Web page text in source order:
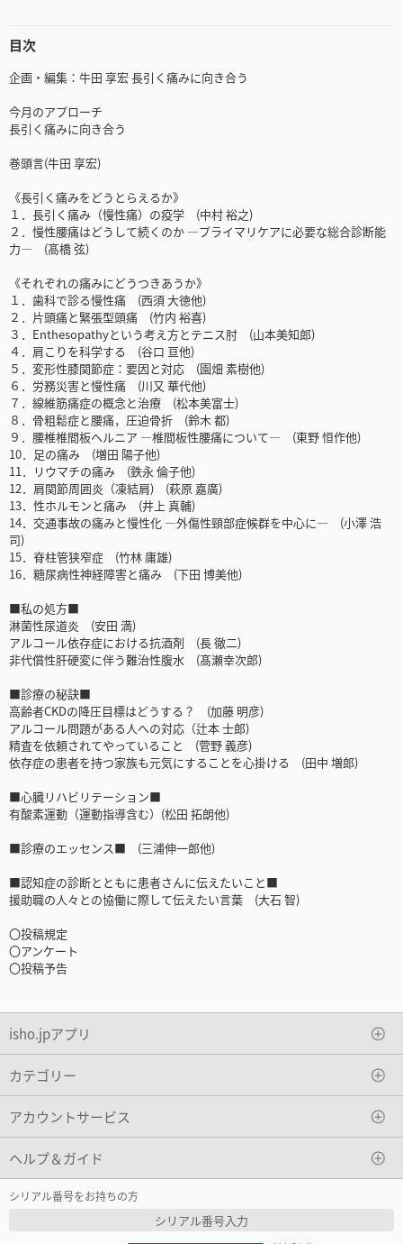
目次
企画・編集：牛田 享宏 長引く痛みに向き合う
今月のアプローチ
長引く痛みに向き合う
巻頭言(牛田 享宏)
《長引く痛みをどうとらえるか》
１．長引く痛み（慢性痛）の疫学 (中村 裕之)
２．慢性腰痛はどうして続くのか ―プライマリケアに必要な総合診断能
力― (髙橋 弦)
《それぞれの痛みにどうつきあうか》
１．歯科で診る慢性痛 (西須 大徳他)
２．片頭痛と緊張型頭痛 (竹内 裕喜)
３．Enthesopathyという考え方とテニス肘 (山本美知郎)
４．肩こりを科学する (谷口 亘他)
５．変形性膝関節症：要因と対応 (園畑 素樹他)
６．労務災害と慢性痛 (川又 華代他)
７．線維筋痛症の概念と治療 (松本美富士)
８．骨粗鬆症と腰痛，圧迫骨折 (鈴木 都)
９．腰椎椎間板ヘルニア ―椎間板性腰痛について― (東野 恒作他)
10．足の痛み (増田 陽子他)
11．リウマチの痛み (鉄永 倫子他)
12．肩関節周囲炎（凍結肩) (萩原 嘉廣)
13．性ホルモンと痛み (井上 真輔)
14．交通事故の痛みと慢性化 ―外傷性頸部症候群を中心に― (小澤 浩
司)
15．脊柱管狭窄症 (竹林 庸雄)
16．糖尿病性神経障害と痛み (下田 博美他)
■私の処方■
淋菌性尿道炎 (安田 満)
アルコール依存症における抗酒剤 (長 徹二)
非代償性肝硬変に伴う難治性腹水 (髙瀬幸次郎)
■診療の秘訣■
高齢者CKDの降圧目標はどうする？ (加藤 明彦)
アルコール問題がある人への対応（辻本 士郎)
精査を依頼されてやっていること (菅野 義彦)
依存症の患者を持つ家族も元気にすることを心掛ける (田中 増郎)
■心臓リハビリテーション■
有酸素運動（運動指導含む）(松田 拓朗他)
■診療のエッセンス■ (三浦伸一郎他)
■認知症の診断とともに患者さんに伝えたいこと■
援助職の人々との協働に際して伝えたい言葉 (大石 智)
〇投稿規定
〇アンケート
〇投稿予告
isho.jpアプリ
カテゴリー
アカウントサービス
ヘルプ＆ガイド
シリアル番号をお持ちの方
シリアル番号入力